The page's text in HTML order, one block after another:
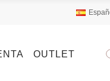
OUTLET